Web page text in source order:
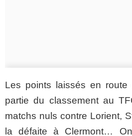
Les points laissés en route
partie du classement au
matchs nuls contre Lorient,
la défaite à Clermont…